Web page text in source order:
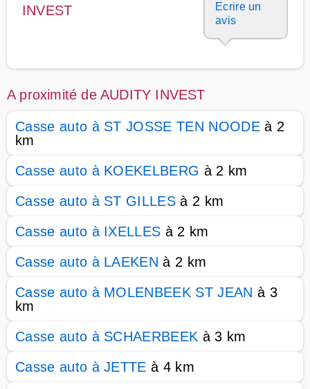
INVEST
Ecrire un
avis
A proximité de AUDITY INVEST
Casse auto à ST JOSSE TEN NOODEà 2
km
Casse auto à KOEKELBERG à 2 km
Casse auto à ST GILLES à 2 km
Casse auto à IXELLES à 2 km
Casse auto à LAEKEN à 2 km
Casse auto à MOLENBEEK ST JEAN à 3
km
Casse auto à SCHAERBEEK à 3 km
Casse auto à JETTE à 4 km